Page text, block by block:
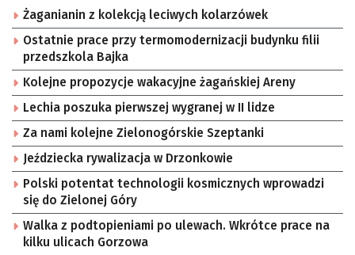
Żaganianin z kolekcją leciwych kolarzówek
Ostatnie prace przy termomodernizacji budynku filii
przedszkola Bajka
Kolejne propozycje wakacyjne żagańskiej Areny
Lechia poszuka pierwszej wygranej w II lidze
Za nami kolejne Zielonogórskie Szeptanki
Jeździecka rywalizacja w Drzonkowie
Polski potentat technologii kosmicznych wprowadzi
się do Zielonej Góry
Walka z podtopieniami po ulewach. Wkrótce prace na
kilku ulicach Gorzowa